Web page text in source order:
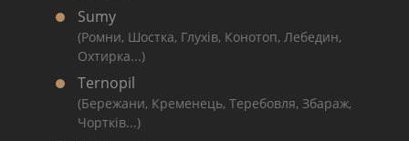
Sumy
(Ромни, Шостка, Глухів, Конотоп, Лебедин,
Охтирка...)
Ternopil
(Бережани, Кременець, Теребовля, Збараж,
Чортків...)